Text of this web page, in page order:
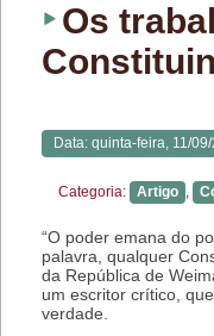
Os
Data: quinta-feira, 11/
Categoria: Artigo ,
“O poder emana do
palavra, qualquer
da República de
um escritor crítico,
verdade.